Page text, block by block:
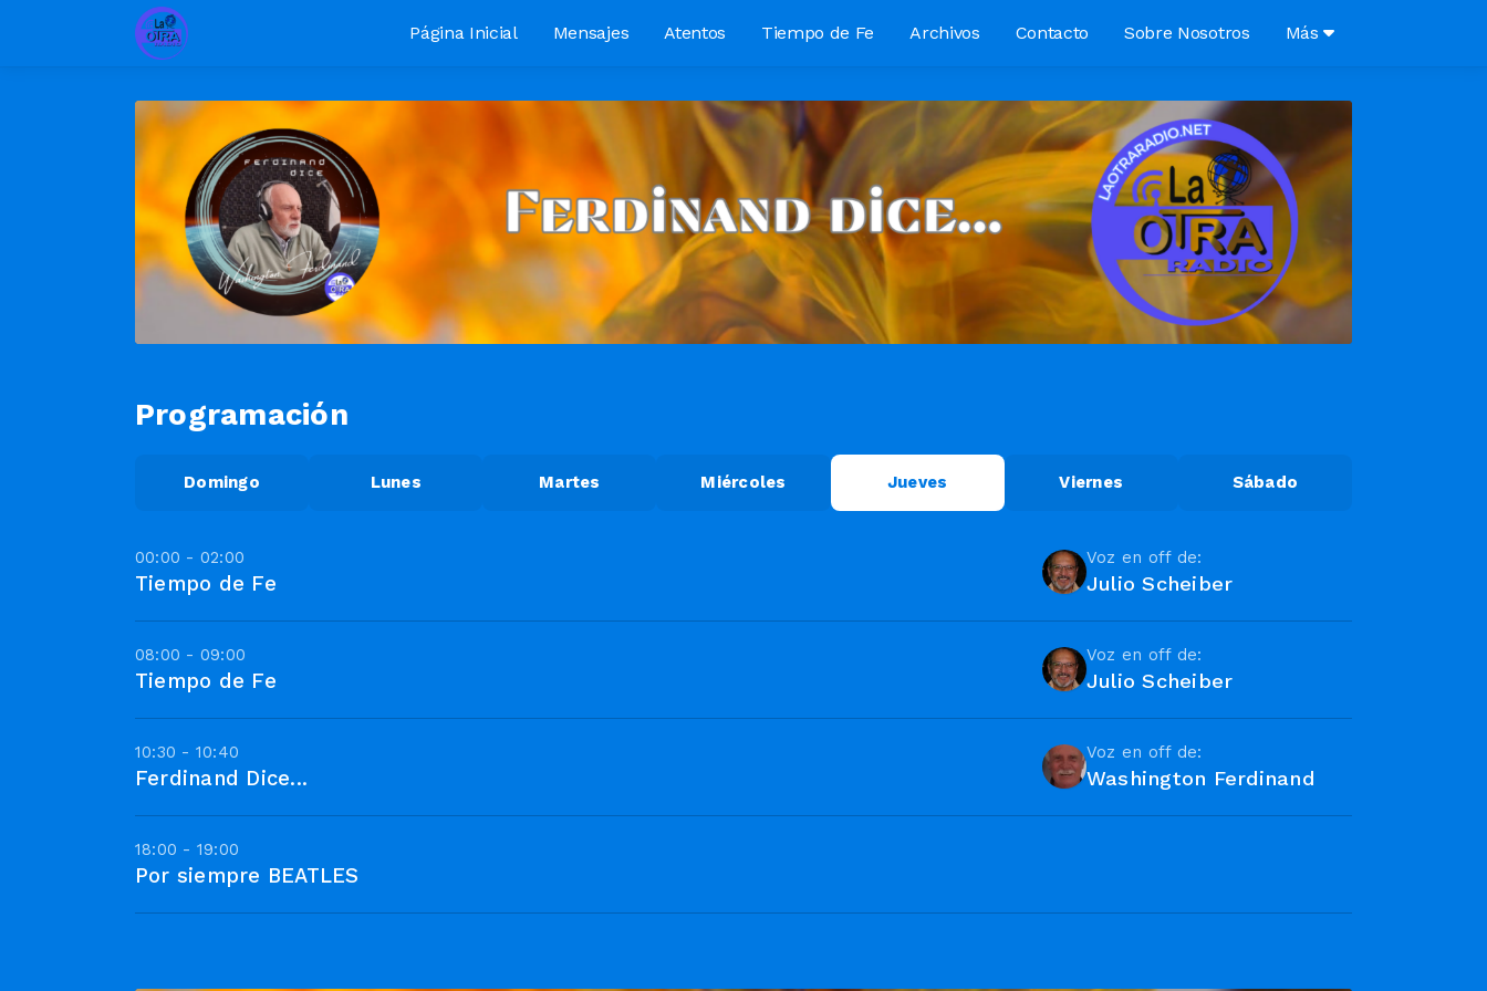
Página Inicial Mensajes Atentos Tiempo de Fe Archivos Contacto Sobre Nosotros Más
Programación
Domingo Lunes Martes Miércoles Jueves Viernes Sábado
00:00 - 02:00
Tiempo de Fe
Voz en off de:
Julio Scheiber
08:00 - 09:00
Tiempo de Fe
Voz en off de:
Julio Scheiber
10:30 - 10:40
Ferdinand Dice...
Voz en off de:
Washington Ferdinand
18:00 - 19:00
Por siempre BEATLES